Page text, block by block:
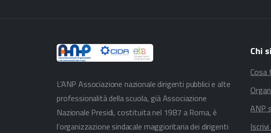
L’ANP Associazione nazionale dirigenti pubblici e alte
professionalità della scuola, già Associazione
Nazionale Presidi, costituita nel 1987 a Roma, è
l’organizzazione sindacale maggioritaria dei dirigenti
Chi
Cosa
ANP
Iscrivi